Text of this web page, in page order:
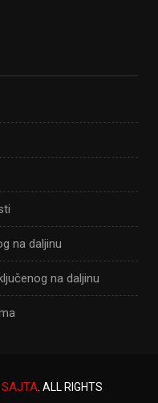
na daljinu
na daljinu
. ALL RIGHTS